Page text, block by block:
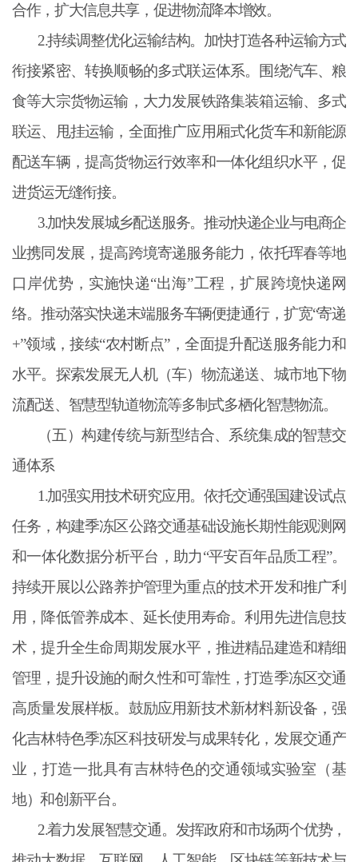
合作，扩大信息共享，促进物流降本增效。
2.持续调整优化运输结构。加快打造各种运输方式
衔接紧密、转换顺畅的多式联运体系。围绕汽车、粮
食等大宗货物运输，大力发展铁路集装箱运输、多式
联运、甩挂运输，全面推广应用厢式化货车和新能源
配送车辆，提高货物运行效率和一体化组织水平，促
进货运无缝衔接。
3.加快发展城乡配送服务。推动快递企业与电商企
业携同发展，提高跨境寄递服务能力，依托珲春等地
口岸优势，实施快递“出海”工程，扩展跨境快递网
络。推动落实快递末端服务车辆便捷通行，扩宽“寄递
+”领域，接续“农村断点”，全面提升配送服务能力和
水平。探索发展无人机（车）物流递送、城市地下物
流配送、智慧型轨道物流等多制式多栖化智慧物流。
（五）构建传统与新型结合、系统集成的智慧交
通体系
1.加强实用技术研究应用。依托交通强国建设试点
任务，构建季冻区公路交通基础设施长期性能观测网
和一体化数据分析平台，助力“平安百年品质工程”。
持续开展以公路养护管理为重点的技术开发和推广利
用，降低管养成本、延长使用寿命。利用先进信息技
术，提升全生命周期发展水平，推进精品建造和精细
管理，提升设施的耐久性和可靠性，打造季冻区交通
高质量发展样板。鼓励应用新技术新材料新设备，强
化吉林特色季冻区科技研发与成果转化，发展交通产
业，打造一批具有吉林特色的交通领域实验室（基
地）和创新平台。
2.着力发展智慧交通。发挥政府和市场两个优势，